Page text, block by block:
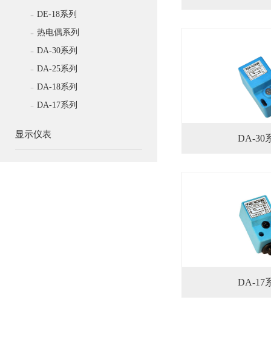
- DE-18系列
- 热电偶系列
- DA-30系列
- DA-25系列
- DA-18系列
- DA-17系列
显示仪表 DA-30
DA-17